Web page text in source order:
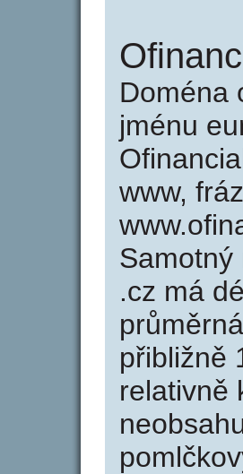
Doména
jménu
www,
Samotný
.cz má
přibližně
relativně